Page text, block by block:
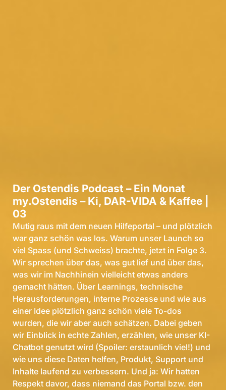
Der Ostendis Podcast – Ein Monat
my.Ostendis – Ki, DAR-VIDA & Kaffee |
03
Mutig raus mit dem neuen Hilfeportal – und plötzlich
war ganz schön was los. Warum unser Launch so
viel Spass (und Schweiss) brachte, jetzt in Folge 3.
Wir sprechen über das, was gut lief und über das,
was wir im Nachhinein vielleicht etwas anders
gemacht hätten. Über Learnings, technische
Herausforderungen, interne Prozesse und wie aus
einer Idee plötzlich ganz schön viele To-dos
wurden, die wir aber auch schätzen. Dabei geben
wir Einblick in echte Zahlen, erzählen, wie unser KI-
Chatbot genutzt wird (Spoiler: erstaunlich viel!) und
wie uns diese Daten helfen, Produkt, Support und
Inhalte laufend zu verbessern. Und ja: Wir hatten
Respekt davor, dass niemand das Portal bzw. den